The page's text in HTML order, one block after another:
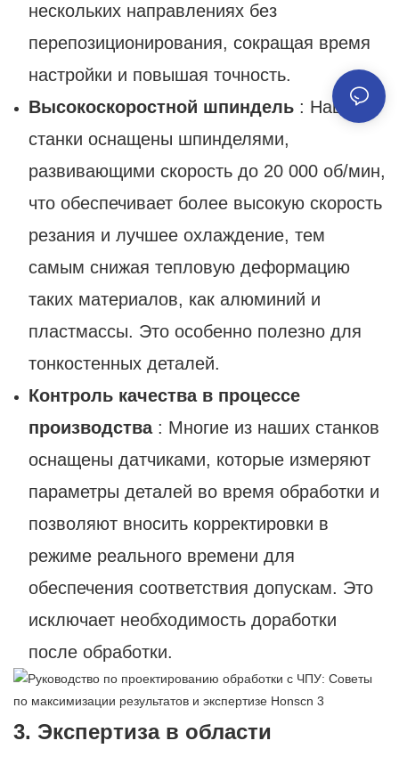
нескольких направлениях без
перепозиционирования, сокращая время
настройки и повышая точность.
Высокоскоростной шпиндель : Наши
станки оснащены шпинделями,
развивающими скорость до 20 000 об/мин,
что обеспечивает более высокую скорость
резания и лучшее охлаждение, тем
самым снижая тепловую деформацию
таких материалов, как алюминий и
пластмассы. Это особенно полезно для
тонкостенных деталей.
Контроль качества в процессе
производства : Многие из наших станков
оснащены датчиками, которые измеряют
параметры деталей во время обработки и
позволяют вносить корректировки в
режиме реального времени для
обеспечения соответствия допускам. Это
исключает необходимость доработки
после обработки.
3. Экспертиза в области